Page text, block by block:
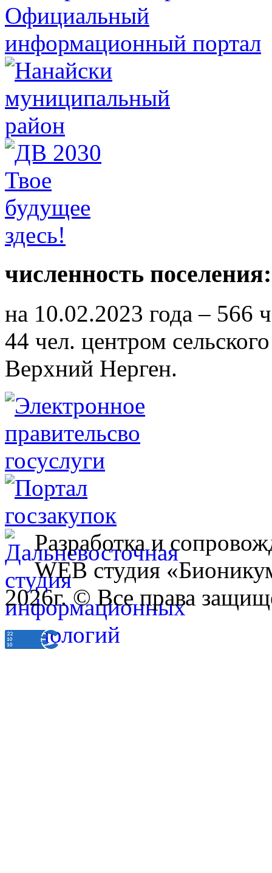
численность поселения:
на 10.02.2023 года – 566
44 чел. центром
Верхний Нерген.
Разработка и
WEB студия
2026г. © Все права